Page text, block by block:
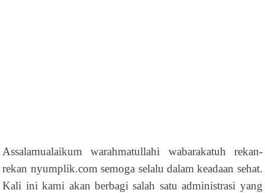
Assalamualaikum warahmatullahi wabarakatuh rekan-
rekan nyumplik.com semoga selalu dalam keadaan sehat.
Kali ini kami akan berbagi salah satu administrasi yang